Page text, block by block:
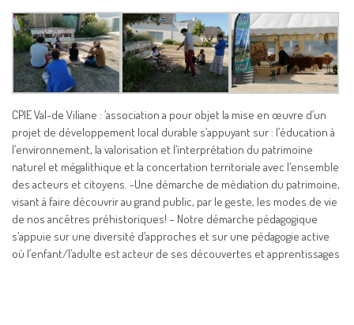
CPIE Val-de Viliane : ’association a pour objet la mise en œuvre d’un
projet de développement local durable s’appuyant sur : l’éducation à
l’environnement, la valorisation et l’interprétation du patrimoine
naturel et mégalithique et la concertation territoriale avec l’ensemble
des acteurs et citoyens. -Une démarche de médiation du patrimoine,
visant à faire découvrir au grand public, par le geste, les modes de vie
de nos ancêtres préhistoriques! – Notre démarche pédagogique
s’appuie sur une diversité d’approches et sur une pédagogie active
où l’enfant/l’adulte est acteur de ses découvertes et apprentissages